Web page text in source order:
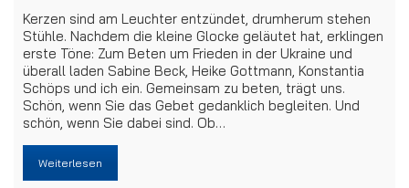
Kerzen sind am Leuchter entzündet, drumherum stehen
Stühle. Nachdem die kleine Glocke geläutet hat, erklingen
erste Töne: Zum Beten um Frieden in der Ukraine und
überall laden Sabine Beck, Heike Gottmann, Konstantia
Schöps und ich ein. Gemeinsam zu beten, trägt uns.
Schön, wenn Sie das Gebet gedanklich begleiten. Und
schön, wenn Sie dabei sind. Ob…
Weiterlesen